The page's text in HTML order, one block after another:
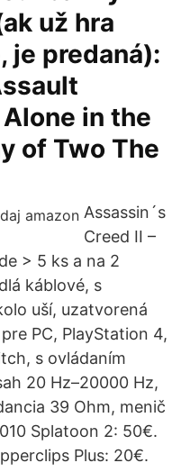
už hra
je predaná):
in the
of Two The
Assassin´s
Creed II –
> 5 ks a na 2
káblové, s
uší, uzatvorená
PC, PlayStation 4,
s ovládaním
20 Hz–20000 Hz,
39 Ohm, menič
Splatoon 2: 50€.
Plus: 20€.